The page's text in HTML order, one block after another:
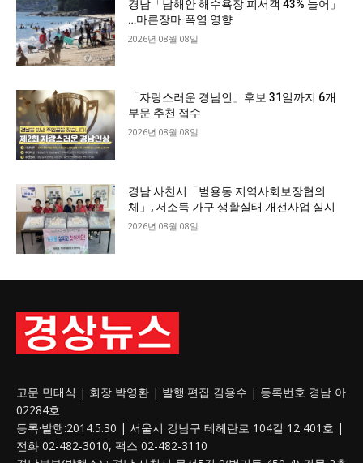
경남「남해안 해수욕장 피서객 43% 늘어」
…마른장마·폭염 영향
2026년 08월 08일
「자랑스러운 경남인」후보 31일까지 6개
부문 추천 접수
2026년 08월 08일
경남 사천시「벌용동 지역사회보장협의
체」, 저소득 가구 생활실태 개선사업 실시
2026년 08월 08일
고문 민태식 | 회장 박영환 | 발행·편집 김용수 | 등록번호 경남 아
02284호
등록·발행:2014.5.30 | 서울시 강남구 테헤란로 104길 12 401호 |
전화 02-482-3010, 팩스 02-482-3110